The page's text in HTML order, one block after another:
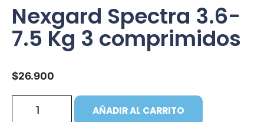
Nexgard Spectra 3.6-
7.5 Kg 3 comprimidos
$26.900
AÑADIR AL CARRITO